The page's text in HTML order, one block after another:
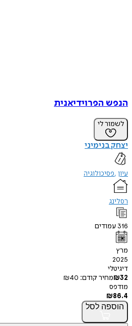
הנפש הפרוידיאנית
לשמור לי
יצחק בנימיני
עיון פסיכולוגיה
רסלינג
316 עמודים
מרץ
2025
דיגיטלי
₪32 מחיר קודם: ₪40
מודפס
₪86.4
הוספה לסל